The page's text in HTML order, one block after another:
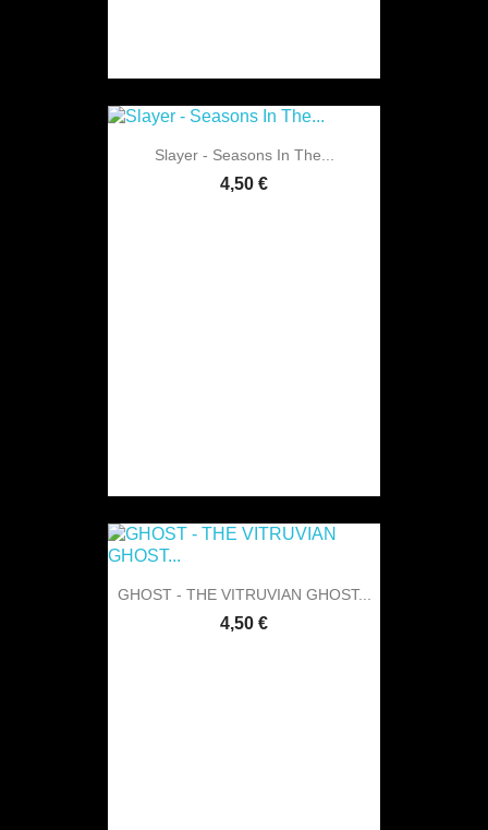
Slayer - Seasons In The...
4,50 €
GHOST - THE VITRUVIAN GHOST...
4,50 €